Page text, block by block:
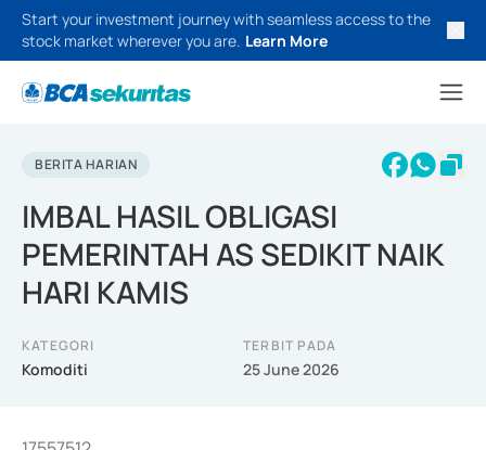
Start your investment journey with seamless access to the
stock market wherever you are. Learn More
BERITA HARIAN
IMBAL HASIL OBLIGASI
PEMERINTAH AS SEDIKIT NAIK
HARI KAMIS
KATEGORI
Komoditi
TERBIT PADA
25 June 2026